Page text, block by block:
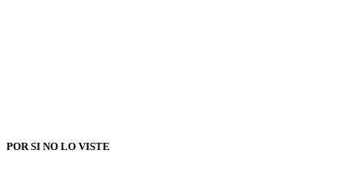
POR SI NO LO VISTE